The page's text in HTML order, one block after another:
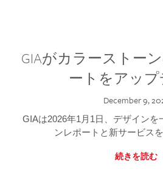
GIAがカラーストー
ートをアップ
December 9,
GIAは2026年1月1日、デザインを
ンレポートと新サービス
続きを読む